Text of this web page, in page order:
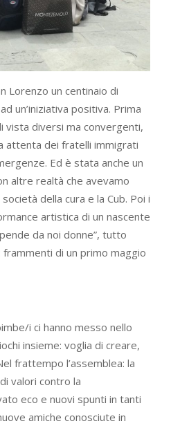
Lorenzo un centinaio di
un’iniziativa positiva. Prima
vista diversi ma convergenti,
attenta dei fratelli immigrati
Ed è stata anche un
altre realtà che avevamo
della cura e la Cub. Poi i
artistica di un nascente
da noi donne”, tutto
frammenti di un primo maggio
i ci hanno messo nello
insieme: voglia di creare,
frattempo l’assemblea: la
valori contro la
eco e nuovi spunti in tanti
amiche conosciute in